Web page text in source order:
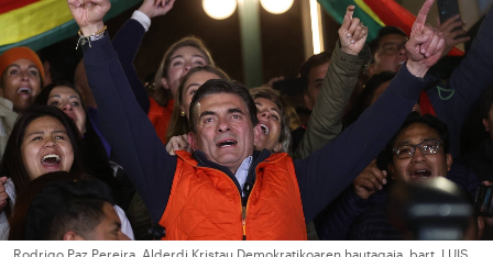
Rodrigo Paz Pereira, Alderdi Kristau Demokratikoaren hautagaia, bart. LUIS